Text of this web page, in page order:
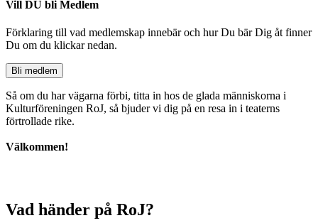
Vill DU bli Medlem
Förklaring till vad medlemskap innebär och hur Du bär Dig åt finner
Du om du klickar nedan.
Bli medlem
Så om du har vägarna förbi, titta in hos de glada människorna i
Kulturföreningen RoJ, så bjuder vi dig på en resa in i teaterns
förtrollade rike.
Välkommen!
Vad händer på RoJ?